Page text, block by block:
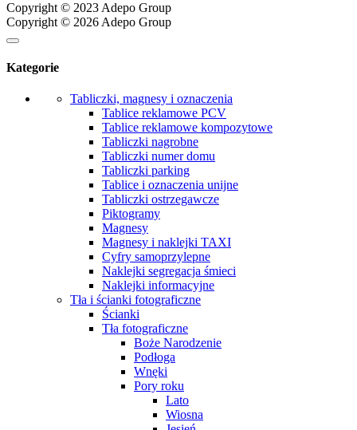
Copyright © 2023 Adepo Group
Copyright © 2026 Adepo Group
Kategorie
Tabliczki, magnesy i oznaczenia
Tablice reklamowe PCV
Tablice reklamowe kompozytowe
Tabliczki nagrobne
Tabliczki numer domu
Tabliczki parking
Tablice i oznaczenia unijne
Tabliczki ostrzegawcze
Piktogramy
Magnesy
Magnesy i naklejki TAXI
Cyfry samoprzylepne
Naklejki segregacja śmieci
Naklejki informacyjne
Tła i ścianki fotograficzne
Ścianki
Tła fotograficzne
Boże Narodzenie
Podłoga
Wnęki
Pory roku
Lato
Wiosna